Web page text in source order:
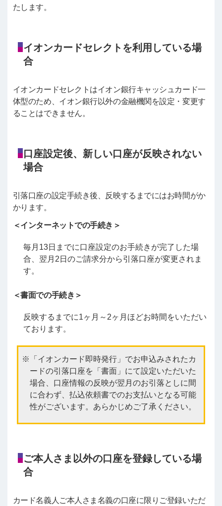
たします。
イオンカードセレクトを利用している場
合
イオンカードセレクトはイオン銀行キャッシュカード一
体型のため、イオン銀行以外の金融機関を設定・変更す
ることはできません。
口座設定後、新しい口座が反映されない
場合
引落口座の設定手続き後、反映するまでにはお時間がか
かります。
＜インターネットでの手続き＞
毎月13日までに口座設定のお手続きが完了した場
合、翌月2日のご請求分から引落口座が変更されま
す。
＜書面での手続き＞
反映するまでに1ヶ月～2ヶ月ほどお時間をいただい
ております。
「イオンカード即時発行」でお申込みされたカ
ードの引落口座を「書面」にて設定いただいた
場合、口座情報の反映が翌月のお引落としに間
に合わず、払込依頼書でのお支払いとなる可能
性がございます。あらかじめご了承ください。
ご本人さま以外の口座を登録している場
合
カード名義人ご本人さま名義の口座に限りご登録いただ